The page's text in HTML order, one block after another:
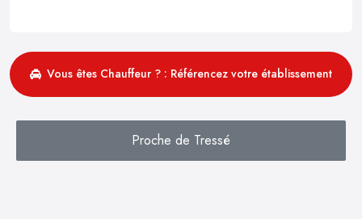
Vous êtes Chauffeur ? : Référencez votre établissement
Proche de Tressé